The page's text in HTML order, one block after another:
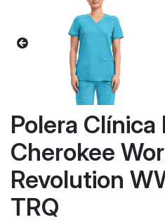
Polera Clínica
Cherokee
Revolution
TRQ